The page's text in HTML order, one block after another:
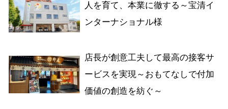
人を育て、本業に徹する～宝清イ
ンターナショナル様
店長が創意工夫して最高の接客サ
ービスを実現～おもてなしで付加
価値の創造を紡ぐ～